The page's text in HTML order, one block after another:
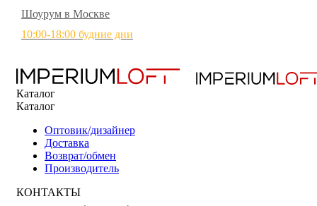
Шоурум в Москве
10:00-18:00 будние дни
Каталог
Каталог
Оптовик/дизайнер
Доставка
Возврат/обмен
Производитель
КОНТАКТЫ